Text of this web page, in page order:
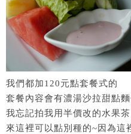
我們都加120元點套餐式的
套餐內容會有濃湯沙拉甜點
我忘記拍我用半價改的水果
來這裡可以點別種的~因為